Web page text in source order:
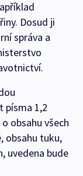
Dosud ji
správa a
písma 1,2
obsahu všech
obsahu tuku,
uvedena bude